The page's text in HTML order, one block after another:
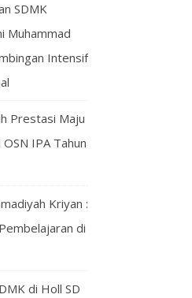
SDMK
Muhammad
Intensif
Prestasi Maju
IPA Tahun
Kriyan :
di
di Holl SD